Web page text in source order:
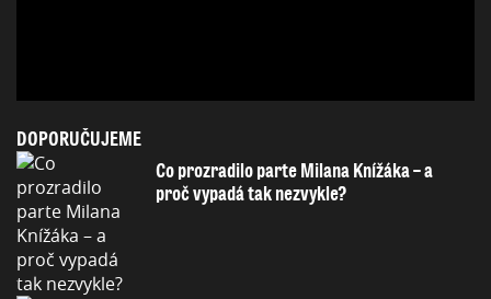
DOPORUČUJEME
Co prozradilo parte Milana Knížáka – a
proč vypadá tak nezvykle?